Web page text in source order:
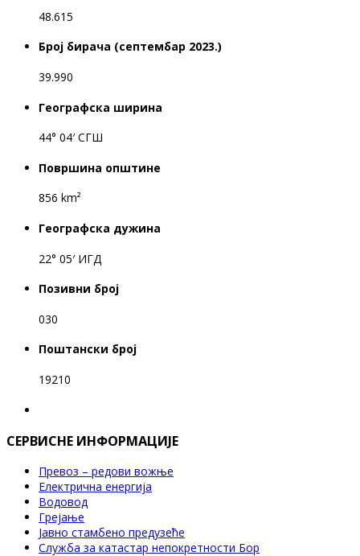
48.615
Број бирача (септембар 2023.)
39.990
Географска ширина
44° 04′ СГШ
Површина општине
856 km²
Географска дужина
22° 05′ ИГД
Позивни број
030
Поштански број
19210
СЕРВИСНЕ ИНФОРМАЦИЈЕ
Превоз – редови вожње
Електрична енергија
Водовод
Грејање
Јавно стамбено предузеће
Служба за катастар непокретности Бор